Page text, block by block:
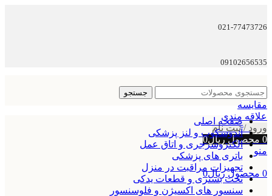
021-77473726
09102656535
جستجو
مقایسه
علاقه مندی
ورود / ثبت نام
0 محصول ریال0
منو
0 محصول ریال0
صفحه اصلی
آندوسکوپ و لنز پزشکی
الکتروسرجری و اتاق عمل
باتری های پزشکی
تجهیزات مراقبت در منزل
تخت بستری و قطعات یدکی
سنسور های اکسیژن و فلوسنسور